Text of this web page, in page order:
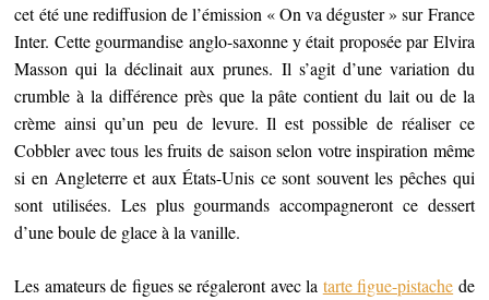
cet été une rediffusion de l’émission « On va déguster » sur France
Inter. Cette gourmandise anglo-saxonne y était proposée par Elvira
Masson qui la déclinait aux prunes. Il s’agit d’une variation du
crumble à la différence près que la pâte contient du lait ou de la
crème ainsi qu’un peu de levure. Il est possible de réaliser ce
Cobbler avec tous les fruits de saison selon votre inspiration même
si en Angleterre et aux États-Unis ce sont souvent les pêches qui
sont utilisées. Les plus gourmands accompagneront ce dessert
d’une boule de glace à la vanille.
Les amateurs de figues se régaleront avec la tarte figue-pistache de